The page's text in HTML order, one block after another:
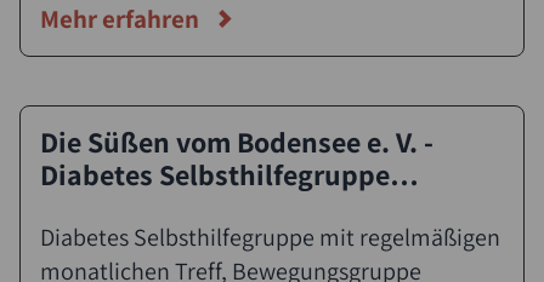
Mehr erfahren
Die Süßen vom Bodensee e. V. -
Diabetes Selbsthilfegruppe
Diabetes Selbsthilfegruppe mit regelmäßigen
monatlichen Treff, Bewegungsgruppe